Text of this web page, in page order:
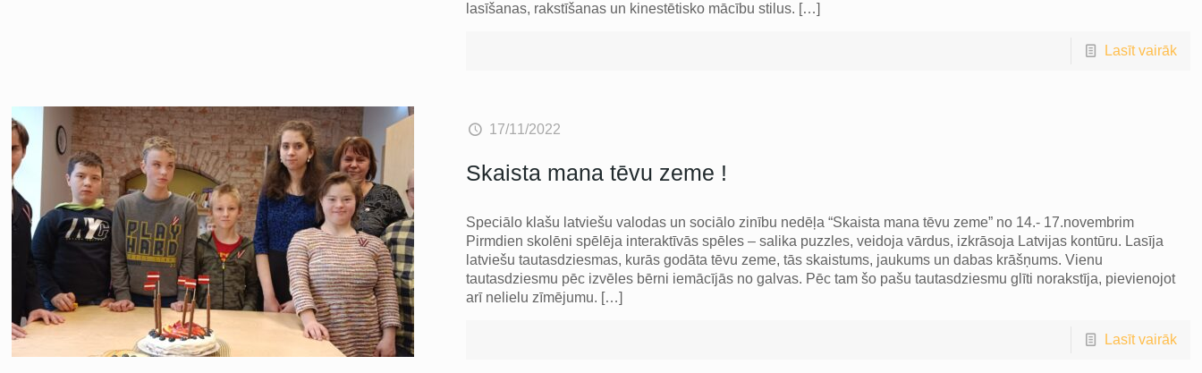
lasīšanas, rakstīšanas un kinestētisko mācību stilus. […]
Lasīt vairāk
17/11/2022
Skaista mana tēvu zeme !
Speciālo klašu latviešu valodas un sociālo zinību nedēļa “Skaista mana tēvu zeme” no 14.- 17.novembrim
Pirmdien skolēni spēlēja interaktīvās spēles – salika puzzles, veidoja vārdus, izkrāsoja Latvijas kontūru. Lasīja
latviešu tautasdziesmas, kurās godāta tēvu zeme, tās skaistums, jaukums un dabas krāšņums. Vienu
tautasdziesmu pēc izvēles bērni iemācījās no galvas. Pēc tam šo pašu tautasdziesmu glīti norakstīja, pievienojot
arī nelielu zīmējumu. […]
Lasīt vairāk